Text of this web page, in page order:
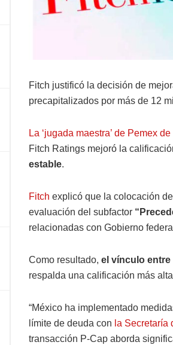
Fitch justificó la decisión de
precapitalizados por más de 12
La ‘jugada maestra’ de Pemex
Fitch Ratings mejoró la
estable.
Fitch explicó que la colocación
evaluación del subfactor
relacionadas con Gobierno
Como resultado, el vínculo entre
respalda una calificación más
“México ha implementado
límite de deuda con la Secretaría
transacción P-Cap aborda